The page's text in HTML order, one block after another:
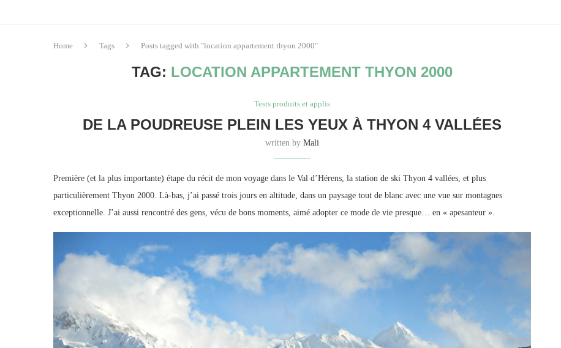
Home Tags Posts tagged with "location appartement thyon 2000"
TAG: LOCATION APPARTEMENT THYON 2000
Tests produits et applis
DE LA POUDREUSE PLEIN LES YEUX À THYON 4 VALLÉES
written by Mali
Première (et la plus importante) étape du récit de mon voyage dans le Val d’Hérens, la station de ski Thyon 4 vallées, et plus
particulièrement Thyon 2000. Là-bas, j’ai passé trois jours en altitude, dans un paysage tout de blanc avec une vue sur montagnes
exceptionnelle. J’ai aussi rencontré des gens, vécu de bons moments, aimé adopter ce mode de vie presque… en « apesanteur ».